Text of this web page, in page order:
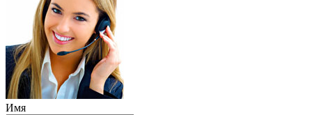
Имя